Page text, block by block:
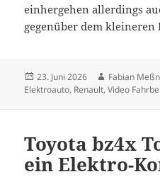
einhergehen allerdings
gegenüber dem kleineren
Veröffentlicht
am
23. Juni 2026 Autor
Fabian
Elektroauto, Renault,Video
Toyota bz4x
ein Elektro-